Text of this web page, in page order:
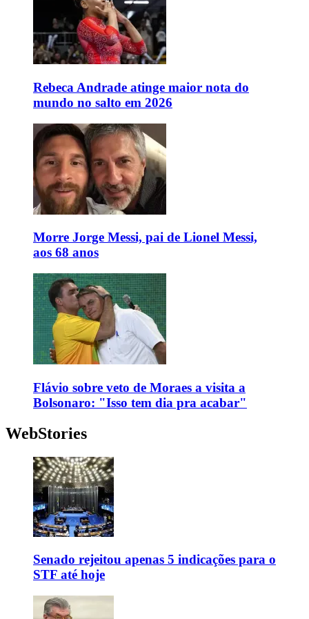
Rebeca Andrade atinge maior nota do
mundo no salto em 2026
Morre Jorge Messi, pai de Lionel Messi,
aos 68 anos
Flávio sobre veto de Moraes a visita a
Bolsonaro: "Isso tem dia pra acabar"
WebStories
Senado rejeitou apenas 5 indicações para o
STF até hoje